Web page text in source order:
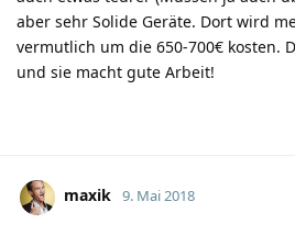
aber sehr Solide Geräte. Dort wird
vermutlich um die 650-700€ kosten.
und sie macht gute Arbeit!
maxik 9. Mai 2018